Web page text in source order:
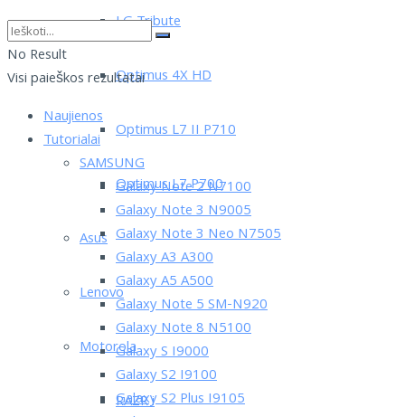
LG Tribute
Optimus 4X HD
Optimus L7 II P710
Optimus L7 P700
Asus
Lenovo
Motorola
RAZR i
No Result
Visi paieškos rezultatai
Naujienos
Tutorialai
SAMSUNG
Galaxy Note 2 N7100
Galaxy Note 3 N9005
Galaxy Note 3 Neo N7505
Galaxy A3 A300
Galaxy A5 A500
Galaxy Note 5 SM-N920
Galaxy Note 8 N5100
Galaxy S I9000
Galaxy S2 I9100
Galaxy S2 Plus I9105